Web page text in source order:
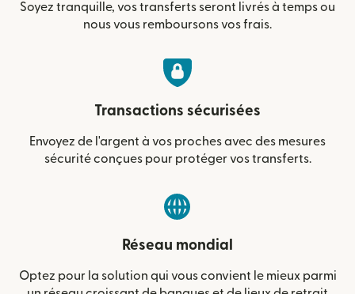
Soyez tranquille, vos transferts seront livrés à temps ou
nous vous remboursons vos frais.
Transactions sécurisées
Envoyez de l'argent à vos proches avec des mesures
sécurité conçues pour protéger vos transferts.
Réseau mondial
Optez pour la solution qui vous convient le mieux parmi